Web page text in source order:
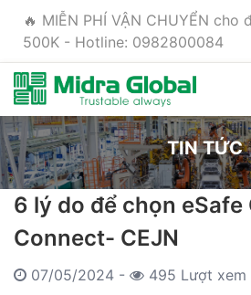
🔥 MIỄN PHÍ VẬN CHUYỂN cho
500K - Hotline: 0982800084
TIN TỨC
6 lý do để chọn eSafe
Connect- CEJN
07/05/2024 -
495 Lượt xem